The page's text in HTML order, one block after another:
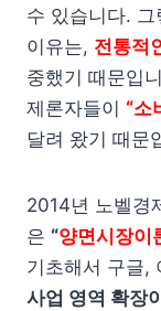
수 있습니다.
이유는, 전통적
중했기 때문입
제론자들이 “소
달려 왔기 때문
2014년 노벨경
은 “양면시장이
기초해서 구글,
사업 영역 확장